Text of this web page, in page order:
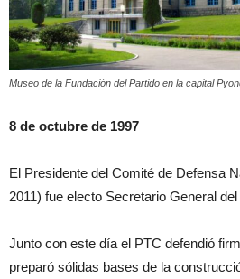
Museo de la Fundación del Partido en la capital
8 de octubre de 1997
El Presidente del Comité de Defensa
2011) fue electo Secretario General
Junto con este día el PTC defendió
preparó sólidas bases de la